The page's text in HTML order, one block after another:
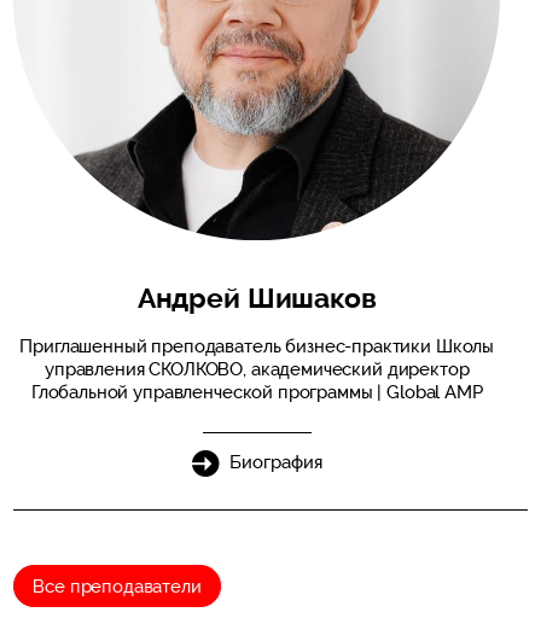
Андрей Шишаков
Приглашенный преподаватель бизнес-практики Школы
управления СКОЛКОВО, академический директор
Глобальной управленческой программы | Global AMP
Биография
Все преподаватели